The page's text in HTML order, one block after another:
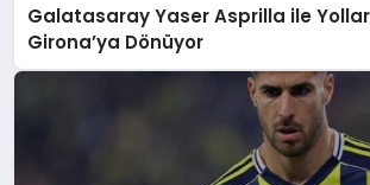
Galatasaray Yaser Asprilla ile Yolları
Girona’ya Dönüyor